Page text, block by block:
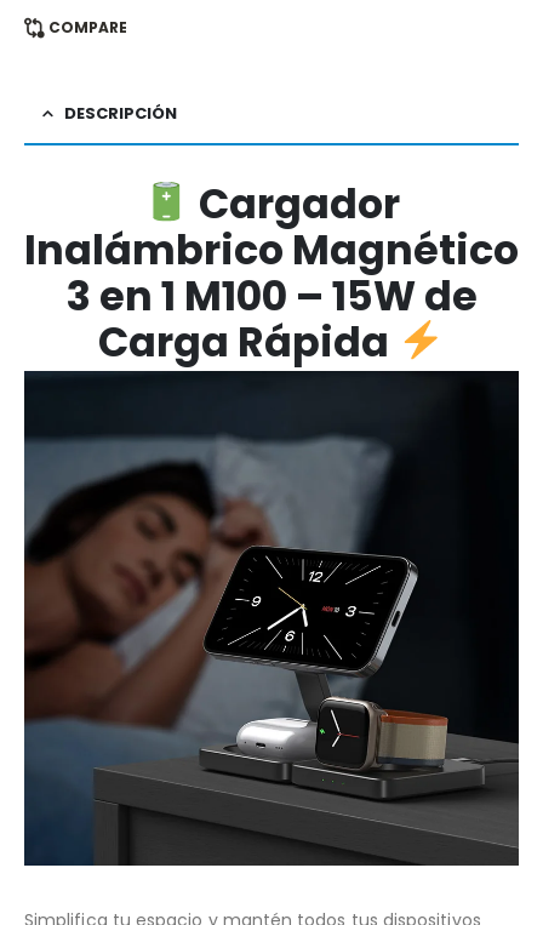
COMPARE
DESCRIPCIÓN
Cargador
Inalámbrico Magnético
3 en 1 M100 – 15W de
Carga Rápida
Simplifica tu espacio y mantén todos tus dispositivos